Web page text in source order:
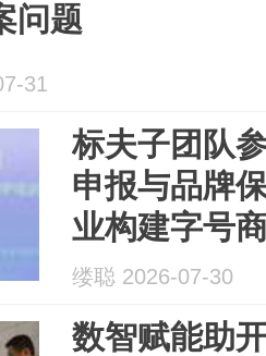
问题
31
标夫子团队
申报与品牌
业构建字号
缕聪 2026-07-30
数智赋能助